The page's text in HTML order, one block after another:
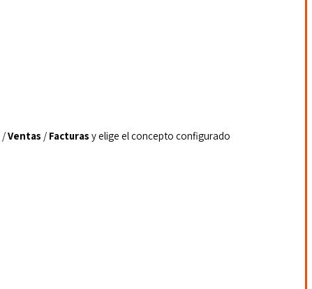
/ Ventas / Facturas y elige el concepto configurado